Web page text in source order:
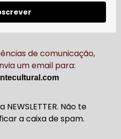
de comunicação,
um email para:
Não te
a caixa de spam.